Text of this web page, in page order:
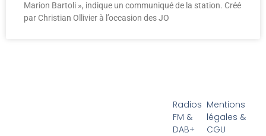
Marion Bartoli », indique un communiqué de la station. Créé
par Christian Ollivier à l’occasion des JO
Radios
FM &
DAB+
Mentions
légales &
CGU